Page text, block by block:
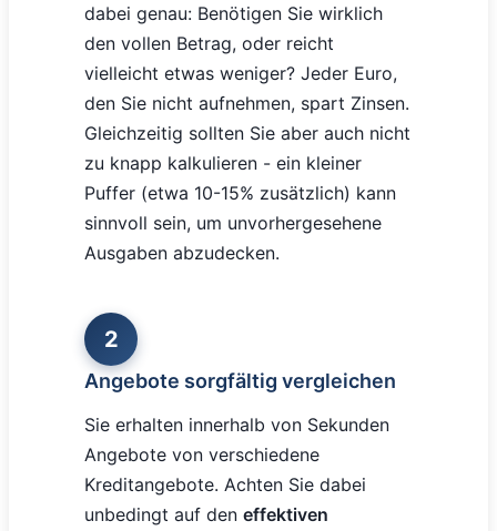
dabei genau: Benötigen Sie wirklich
den vollen Betrag, oder reicht
vielleicht etwas weniger? Jeder Euro,
den Sie nicht aufnehmen, spart Zinsen.
Gleichzeitig sollten Sie aber auch nicht
zu knapp kalkulieren - ein kleiner
Puffer (etwa 10-15% zusätzlich) kann
sinnvoll sein, um unvorhergesehene
Ausgaben abzudecken.
2
Angebote sorgfältig vergleichen
Sie erhalten innerhalb von Sekunden
Angebote von verschiedene
Kreditangebote. Achten Sie dabei
unbedingt auf den effektiven